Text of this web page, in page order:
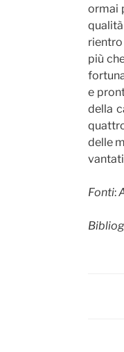
ormai
rientro
più
e
della
delle
Fonti: